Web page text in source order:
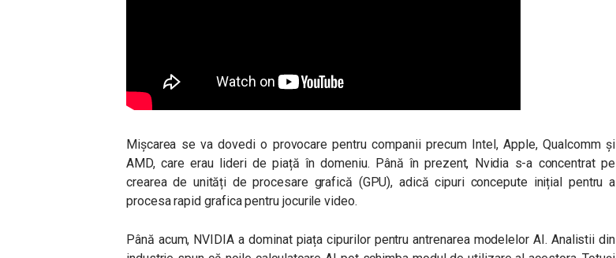
Mișcarea se va dovedi o provocare pentru companii precum Intel, Apple, Qualcomm și
AMD, care erau lideri de piață în domeniu. Până în prezent, Nvidia s-a concentrat pe
crearea de unități de procesare grafică (GPU), adică cipuri concepute inițial pentru a
procesa rapid grafica pentru jocurile video.
Până acum, NVIDIA a dominat piața cipurilor pentru antrenarea modelelor AI. Analistii din